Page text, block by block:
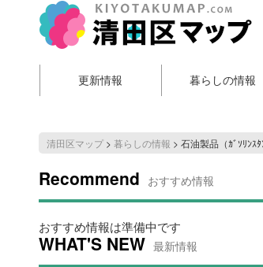
更新情報 暮らしの情報
清田区マップ> 暮らしの情報 > 石油製品（ｶﾞｿﾘﾝ
Recommend おすすめ情報
おすすめ情報は準備中です
WHAT'S NEW 最新情報